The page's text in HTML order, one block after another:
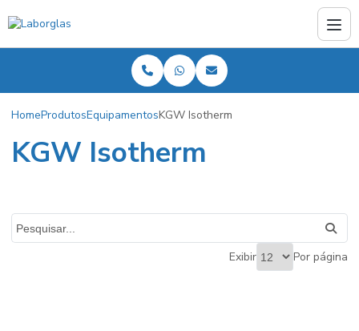
HomeProdutosEquipamentosKGW Isotherm
KGW Isotherm
Exibir Por página